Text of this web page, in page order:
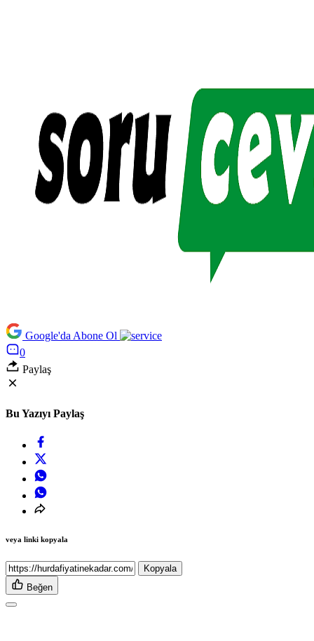
Google'da Abone Ol
0
Paylaş
Bu Yazıyı Paylaş
veya linki kopyala
Kopyala
Beğen